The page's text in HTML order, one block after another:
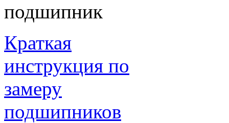
подшипник
Краткая
инструкция по
замеру
подшипников